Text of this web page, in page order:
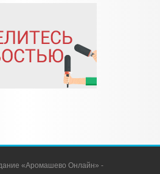
«Аромашево Онлайн» -